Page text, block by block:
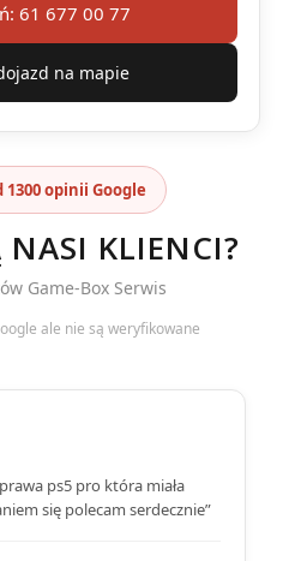
61 677 00 77
na mapie
1300 opinii Google
KLIENCI?
Game-Box Serwis
ale nie są weryfikowane
ps5 pro która miała
się polecam serdecznie”